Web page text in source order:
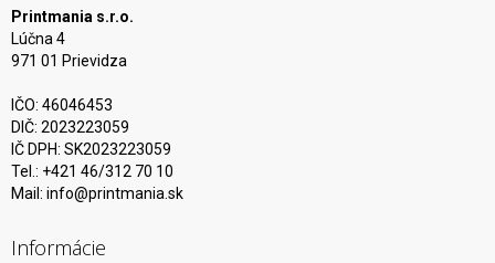
Printmania s.r.o.
Lúčna 4
971 01 Prievidza
IČO: 46046453
DIČ: 2023223059
IČ DPH: SK2023223059
Tel.: +421 46/312 70 10
Mail: info@printmania.sk
Informácie